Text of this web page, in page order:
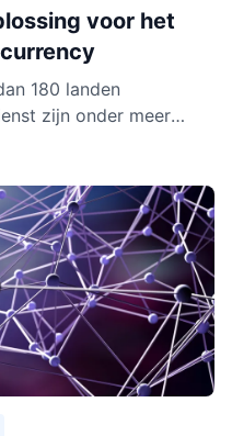
voor het
180 landen
zijn onder meer
ngo’s en non-